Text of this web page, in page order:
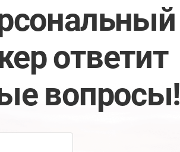
ответит
вопросы!